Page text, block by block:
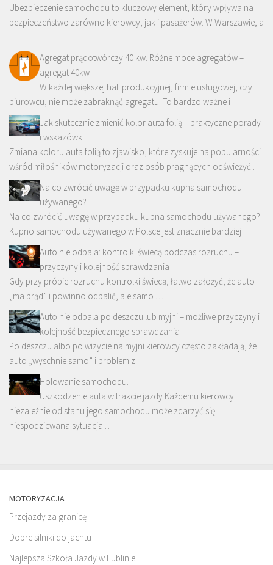
Ubezpieczenie samochodu to kluczowy element, który wpływa na
bezpieczeństwo zarówno kierowcy, jak i pasażerów. W Warszawie, a
…
Agregat prądotwórczy 40 kw. Różne moce agregatów –
agregat 40kw
W każdej większej hali produkcyjnej, firmie usługowej, czy
biurowcu, nie może zabraknąć agregatu. To bardzo ważne i …
Jak skutecznie zmienić kolor auta folią – praktyczne porady
i wskazówki
Zmiana koloru auta folią to zjawisko, które zyskuje na popularności
wśród miłośników motoryzacji oraz osób pragnących odświeżyć …
Na co zwrócić uwagę w przypadku kupna samochodu
używanego?
Na co zwrócić uwagę w przypadku kupna samochodu używanego?
Kupno samochodu używanego w Polsce jest znacznie bardziej …
Auto nie odpala: kontrolki świecą podczas rozruchu –
przyczyny i kolejność sprawdzania
Gdy przy próbie rozruchu kontrolki świecą, łatwo założyć, że auto
„ma prąd” i powinno odpalić, ale samo …
Auto nie odpala po deszczu lub myjni – możliwe przyczyny i
kolejność bezpiecznego sprawdzania
Po deszczu albo po wizycie na myjni kierowcy często zakładają, że
auto „wyschnie samo” i problem z …
Holowanie samochodu.
Uszkodzenie auta w trakcie jazdy Każdemu kierowcy
niezależnie od stanu jego samochodu może zdarzyć się
niespodziewana sytuacja …
MOTORYZACJA
Przejazdy za granicę
Dobre silniki do jachtu
Najlepsza Szkoła Jazdy w Lublinie